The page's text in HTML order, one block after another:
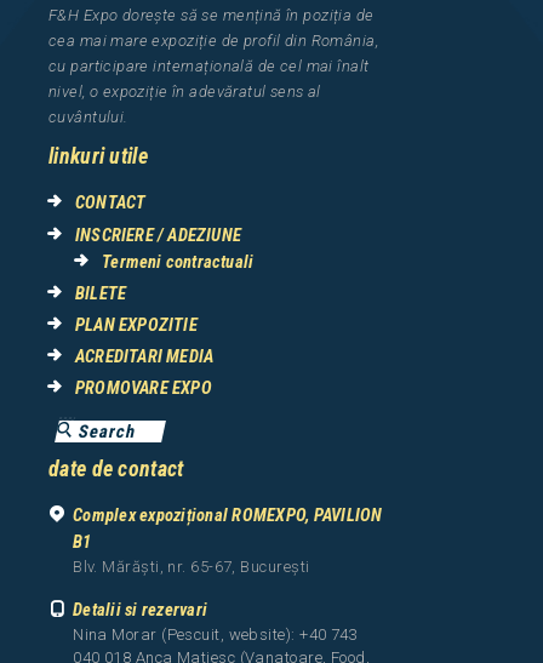
F&H Expo dorește să se mențină în poziția de
cea mai mare expoziție de profil din România,
cu participare internațională de cel maiînalt
nivel, o expoziție în adevăratul sens al
cuvântului.
linkuri utile
CONTACT
INSCRIERE / ADEZIUNE
Termeni contractuali
BILETE
PLAN EXPOZITIE
ACREDITARI MEDIA
PROMOVARE EXPO
date de contact
Complex expozițional ROMEXPO, PAVILION
B1
Blv. Mărăști, nr. 65-67, București
Detalii si rezervari
Nina Morar (Pescuit, website): +40 743
040 018 Anca Matiesc (Vanatoare, Food,